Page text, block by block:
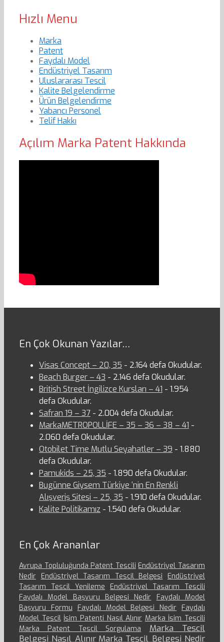
Hızlı Menu
Marka
Patent
Faydalı Model
Endüstriyel Tasarım
Uluslararası Tescil
Kalite Belgelendirme
Ürün Belgelendirme
Yabancı Personel
Telif Hakkı
Açılım Marka Patent Hakkında
En Çok Okunan Yazılar…
Visas Concept – 20, 35 - 2.164 defa Okudular.
Beach Burger – 43 - 2.146 defa Okudular.
British Street İngilizce Kursları – 41 - 1.954
defa Okudular.
Safran 19 – 37 - 2.004 defa Okudular.
MarkaMETROPOLLİFE – 35 – 36 – 38 – 41 -
2.060 defa Okudular.
Otobilet Time Mutlu Seyahatler – 39 - 1.880
defa Okudular.
Pamukids – 25, 35 - 1.890 defa Okudular.
Bugünne Giysem Türkiye ‘nin En Renkli
Alışveriş Sitesi – 25, 35 - 1.910 defa Okudular.
Kalite Politikamız - 1.540 defa Okudular.
En Çok Arananlar
Avrupa Topluluğunda Patent Tescili Endüstriyel Tasarım
Nedir Endüstriyel Tasarım Tescil Belgesi
Endüstriyel
Tasarım Tescil Yenileme
Endüstriyel Tasarım Tescili
Faydalı Model Başvuru Belgesi Nedir
Faydalı Model
Başvuru Formu
Faydalı Model Belgesi Nedir Faydalı
Model Tescil İsim Patenti Nasıl Alınır Marka İsim Tescili
Marka Patent Tescil Sorgulama
Marka Tescil
Belgesi Nasıl Alınır Marka Tescil Belgesi Nedir